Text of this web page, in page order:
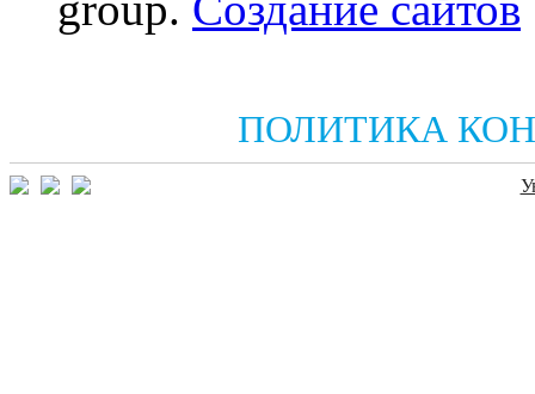
ПОЛИТИКА